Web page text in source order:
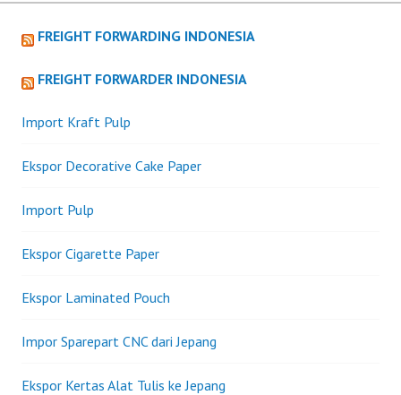
FREIGHT FORWARDING INDONESIA
FREIGHT FORWARDER INDONESIA
Import Kraft Pulp
Ekspor Decorative Cake Paper
Import Pulp
Ekspor Cigarette Paper
Ekspor Laminated Pouch
Impor Sparepart CNC dari Jepang
Ekspor Kertas Alat Tulis ke Jepang